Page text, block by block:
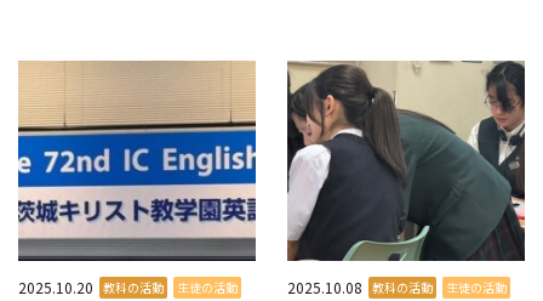
全...
2025.10.20 教科の活動 生徒の活動 2025.10.08 教科の活動 生徒の活動